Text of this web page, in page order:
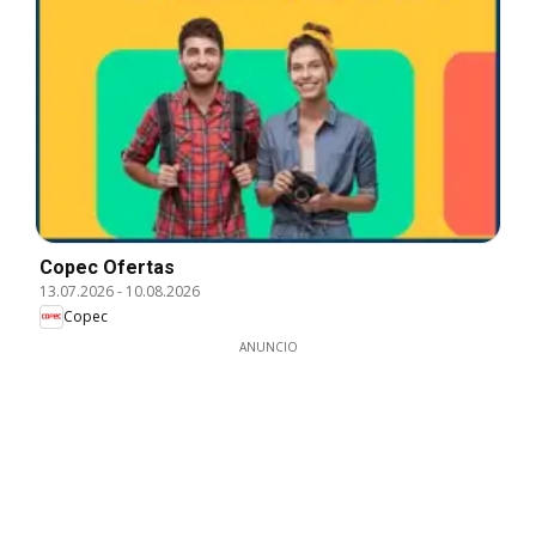
Copec Ofertas
13.07.2026- 10.08.2026
Copec
ANUNCIO